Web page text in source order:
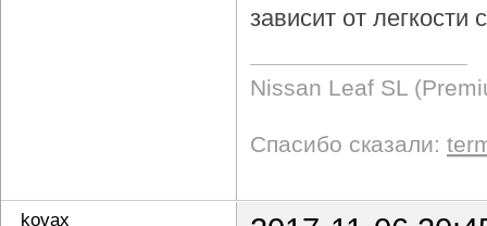
зависит от
Nissan Leaf SL
Спасибо сказали:
kovax